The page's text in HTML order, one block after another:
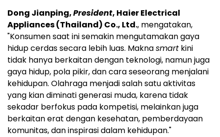
Dong Jianping,President, Haier Electrical
Appliances (Thailand) Co., Ltd., mengatakan,
"Konsumen saat ini semakin mengutamakan gaya
hidup cerdas secara lebih luas. Maknasmart kini
tidak hanya berkaitan dengan teknologi, namun juga
gaya hidup, pola pikir, dan cara seseorang menjalani
kehidupan. Olahraga menjadi salah satu aktivitas
yang kian diminati generasi muda, karena tidak
sekadar berfokus pada kompetisi, melainkan juga
berkaitan erat dengan kesehatan, pemberdayaan
komunitas, dan inspirasi dalam kehidupan."